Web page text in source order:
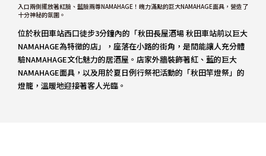
入口兩側擺放著紅臉、藍臉兩尊NAMAHAGE！魄力滿點的巨大NAMAHAGE面具，營造了
十分神秘的氛圍。
位於秋田車站西口徒步3分鐘內的「秋田長屋酒場 秋田車站前以巨大
NAMAHAGE為特徵的店」，座落在小路的街角，是間能讓人充分體
驗NAMAHAGE文化魅力的居酒屋。店家外牆裝飾著紅、藍的巨大
NAMAHAGE面具，以及用於夏日例行祭祀活動的「秋田竿燈祭」的
燈籠，溫暖地迎接著客人光臨。